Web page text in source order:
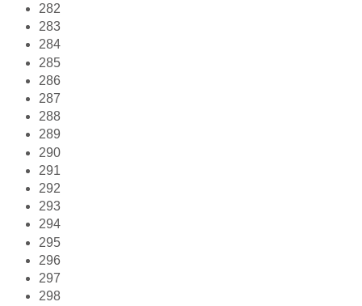
282
283
284
285
286
287
288
289
290
291
292
293
294
295
296
297
298